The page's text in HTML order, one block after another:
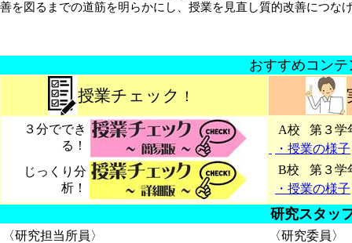
善を図るまでの道筋を明らかにし、授業を見直し質的改善につな
おすすめコンテ
授業チェック ！
３分ででき
る！
じっくり分
析！
A校
第３学
・授業の様子
B校
第３学
・授業の様子
研究スタッ
〈研究担当所員〉
〈研究委員〉